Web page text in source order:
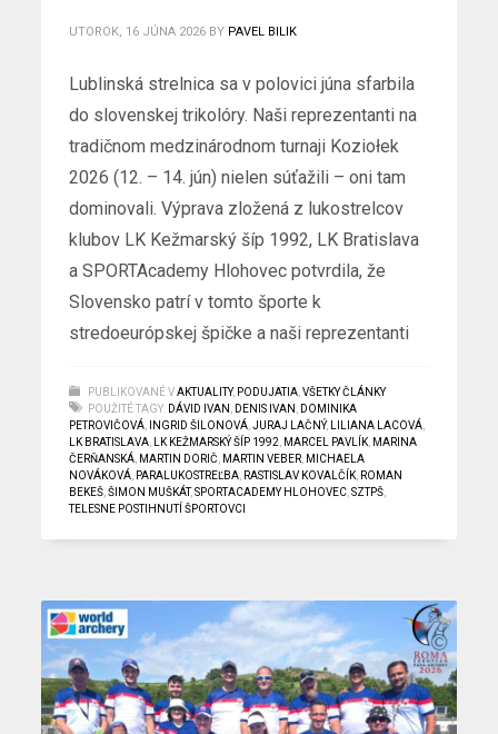
UTOROK, 16 JÚNA 2026 BY PAVEL BILIK
Lublinská strelnica sa v polovici júna sfarbila
do slovenskej trikolóry. Naši reprezentanti na
tradičnom medzinárodnom turnaji Koziołek
2026 (12. – 14. jún) nielen súťažili – oni tam
dominovali. Výprava zložená z lukostrelcov
klubov LK Kežmarský šíp 1992, LK Bratislava
a SPORTAcademy Hlohovec potvrdila, že
Slovensko patrí v tomto športe k
stredoeurópskej špičke a naši reprezentanti
PUBLIKOVANÉ V AKTUALITY, PODUJATIA ,VŠETKY ČLÁNKY
POUŽITÉ TAGY: DÁVID IVAN DENIS IVAN
DOMINIKA
PETROVIČOVÁ
INGRID ŠILONOVÁ ,JURAJ LAČNÝ, LILIANA LACOVÁ
LK BRATISLAVA
LK KEŽMARSKÝ ŠÍP 1992 MARCEL PAVLÍK MARINA
ČERŇANSKÁ MARTIN DORIČ MARTIN VEBER MICHAELA
NOVÁKOVÁ PARALUKOSTREĽBA RASTISLAV KOVALČÍK ROMAN
BEKEŠ ,ŠIMON MUŠKÁT,SPORTACADEMY HLOHOVEC ,SZTPŠ
TELESNE POSTIHNUTÍ ŠPORTOVCI